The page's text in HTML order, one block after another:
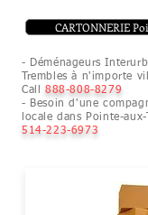
- Déménageurs
Trembles à n'importe
Call 888-808-8279
- Besoin d'une
locale dans Pointe-
514-223-6973
CARTONNERIE